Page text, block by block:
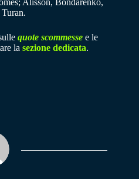
Alisson, Bondarenko,
quote scommesse e le
la sezione dedicata.